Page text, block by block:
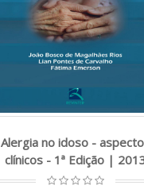
Alergia no idoso -
clínicos - 1ª Edição |